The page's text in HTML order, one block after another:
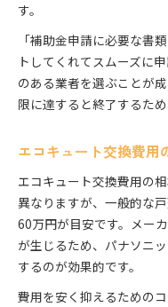
す。
「補助金申請に必要な書
トしてくれてスムーズに
のある業者を選ぶことが
限に達すると終了するた
エコキュート交換費用
エコキュート交換費用の
異なりますが、一般的な
60万円が目安です。メー
が生じるため、パナソニ
するのが効果的です。
費用を安く抑えるための